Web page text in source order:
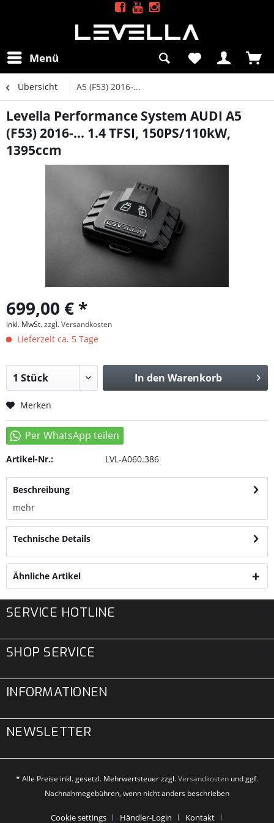
Menü
Übersicht A5 (F53) 2016-...
Levella Performance System AUDI A5
(F53) 2016-... 1.4 TFSI, 150PS/110kW,
1395ccm
699,00 € *
inkl. MwSt.zzgl. Versandkosten
Lieferzeit ca. 5 Tage
In den Warenkorb
Merken
Artikel-Nr.: LVL-A060.386
Beschreibung
mehr
Technische Details
Ähnliche Artikel
SERVICE HOTLINE
SHOP SERVICE
INFORMATIONEN
NEWSLETTER
* Alle Preise inkl. gesetzl. Mehrwertsteuer zzgl.Versandkosten und ggf.
Nachnahmegebühren, wenn nicht anders beschrieben
Cookie settings Händler-Login Kontakt